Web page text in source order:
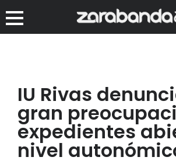
IU Rivas
gran
expedientes
nivel